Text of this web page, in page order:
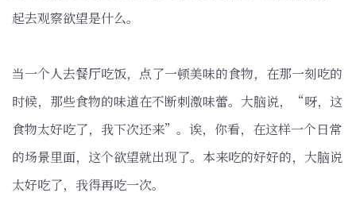
起去观察欲望是什么。
当一个人去餐厅吃饭，点了一顿美味的食物，在那一刻吃的
时候，那些食物的味道在不断刺激味蕾。大脑说，“呀，这
食物太好吃了，我下次还来”。诶，你看，在这样一个日常
的场景里面，这个欲望就出现了。本来吃的好好的，大脑说
太好吃了，我得再吃一次。